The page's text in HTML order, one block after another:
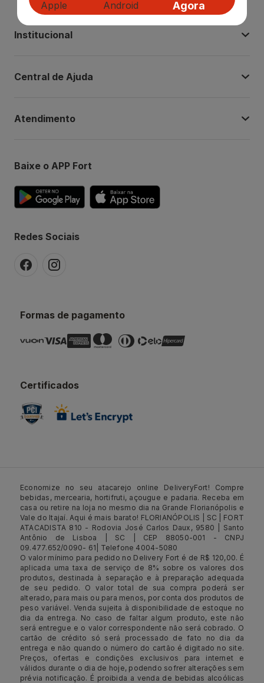
Agora
Institucional
Central de Ajuda
Atendimento
Baixe o APP Fort
Redes Sociais
Formas de pagamento
Certificados
Economize no seu atacarejo online DeliveryFort! Compre
bebidas, mercearia, hortifruti, açougue e padaria. Receba em
casa ou retire na loja no mesmo dia na Grande Florianópolis e
Vale do Itajaí. Aqui é mais barato! FLORIANÓPOLIS | SC | FORT
ATACADISTA 810 - Rodovia José Carlos Daux, 9580 | Santo
Antônio de Lisboa | SC | CEP 88050-001 - CNPJ
09.477.652/0090- 61| Telefone 4004-5080
O valor mínimo para pedido no Delivery Fort é de R$ 120,00. É
aplicada uma taxa de serviço de 8% sobre os valores dos
produtos, destinada à separação e à preparação adequada
de seu pedido. O valor total de sua compra poderá ser
alterado, para mais ou para menos, por conta dos produtos de
peso variável. Venda sujeita à disponibilidade de estoque no
dia da entrega. No caso de faltar algum produto, este não
será entregue e o valor correspondente não será cobrado. O
cartão de crédito só será processado de fato no dia da
entrega e não quando o número do cartão é digitado no site.
Preços, ofertas e condições exclusivos para internet e
válidos durante o dia de hoje, podendo sofrer alterações sem
prévia notificação. É proibida a venda de bebidas alcoólicas